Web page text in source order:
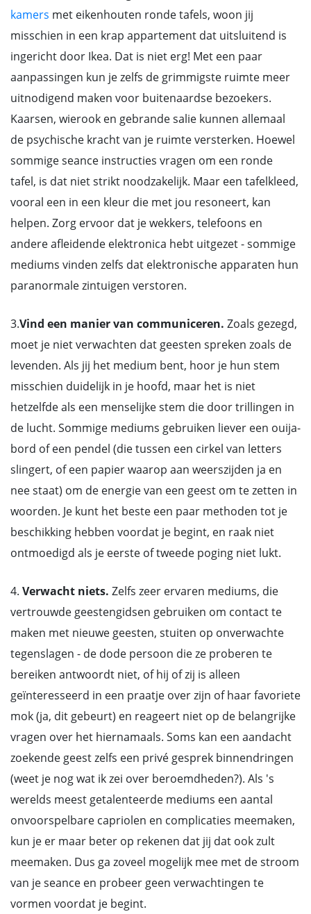
kamers met eikenhouten ronde tafels, woon jij
misschien in een krap appartement dat uitsluitend is
ingericht door Ikea. Dat is niet erg! Met een paar
aanpassingen kun je zelfs de grimmigste ruimte meer
uitnodigend maken voor buitenaardse bezoekers.
Kaarsen, wierook en gebrande salie kunnen allemaal
de psychische kracht van je ruimte versterken. Hoewel
sommige seance instructies vragen om een ronde
tafel, is dat niet strikt noodzakelijk. Maar een tafelkleed,
vooral een in een kleur die met jou resoneert, kan
helpen. Zorg ervoor dat je wekkers, telefoons en
andere afleidende elektronica hebt uitgezet - sommige
mediums vinden zelfs dat elektronische apparaten hun
paranormale zintuigen verstoren.
3.Vind een manier van communiceren. Zoals gezegd,
moet je niet verwachten dat geesten spreken zoals de
levenden. Als jij het medium bent, hoor je hun stem
misschien duidelijk in je hoofd, maar het is niet
hetzelfde als een menselijke stem die door trillingen in
de lucht. Sommige mediums gebruiken liever een ouija-
bord of een pendel (die tussen een cirkel van letters
slingert, of een papier waarop aan weerszijden ja en
nee staat) om de energie van een geest om te zetten in
woorden. Je kunt het beste een paar methoden tot je
beschikking hebben voordat je begint, en raak niet
ontmoedigd als je eerste of tweede poging niet lukt.
4. Verwacht niets. Zelfs zeer ervaren mediums, die
vertrouwde geestengidsen gebruiken om contact te
maken met nieuwe geesten, stuiten op onverwachte
tegenslagen - de dode persoon die ze proberen te
bereiken antwoordt niet, of hij of zij is alleen
geïnteresseerd in een praatje over zijn of haar favoriete
mok (ja, dit gebeurt) en reageert niet op de belangrijke
vragen over het hiernamaals. Soms kan een aandacht
zoekende geest zelfs een privé gesprek binnendringen
(weet je nog wat ik zei over beroemdheden?). Als 's
werelds meest getalenteerde mediums een aantal
onvoorspelbare capriolen en complicaties meemaken,
kun je er maar beter op rekenen dat jij dat ook zult
meemaken. Dus ga zoveel mogelijk mee met de stroom
van je seance en probeer geen verwachtingen te
vormen voordat je begint.